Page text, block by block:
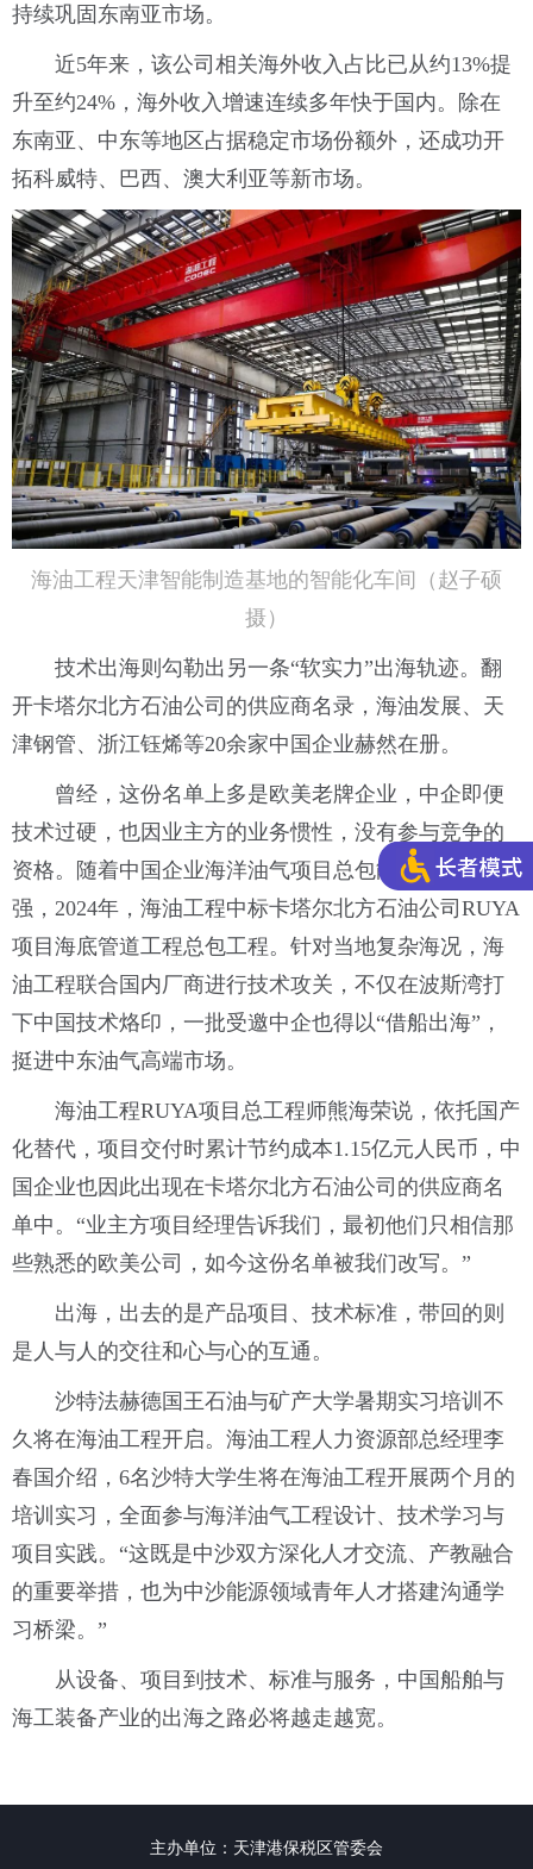
持续巩固东南亚市场。
近5年来，该公司相关海外收入占比已从约13%提
升至约24%，海外收入增速连续多年快于国内。除在
东南亚、中东等地区占据稳定市场份额外，还成功开
拓科威特、巴西、澳大利亚等新市场。
海油工程天津智能制造基地的智能化车间（赵子硕
摄）
技术出海则勾勒出另一条“软实力”出海轨迹。翻
开卡塔尔北方石油公司的供应商名录，海油发展、天
津钢管、浙江钰烯等20余家中国企业赫然在册。
曾经，这份名单上多是欧美老牌企业，中企即便
技术过硬，也因业主方的业务惯性，没有参与竞争的
资格。随着中国企业海洋油气项目总包能力不断增
强，2024年，海油工程中标卡塔尔北方石油公司RUYA
项目海底管道工程总包工程。针对当地复杂海况，海
油工程联合国内厂商进行技术攻关，不仅在波斯湾打
下中国技术烙印，一批受邀中企也得以“借船出海”，
挺进中东油气高端市场。
海油工程RUYA项目总工程师熊海荣说，依托国产
化替代，项目交付时累计节约成本1.15亿元人民币，中
国企业也因此出现在卡塔尔北方石油公司的供应商名
单中。“业主方项目经理告诉我们，最初他们只相信那
些熟悉的欧美公司，如今这份名单被我们改写。”
出海，出去的是产品项目、技术标准，带回的则
是人与人的交往和心与心的互通。
沙特法赫德国王石油与矿产大学暑期实习培训不
久将在海油工程开启。海油工程人力资源部总经理李
春国介绍，6名沙特大学生将在海油工程开展两个月的
培训实习，全面参与海洋油气工程设计、技术学习与
项目实践。“这既是中沙双方深化人才交流、产教融合
的重要举措，也为中沙能源领域青年人才搭建沟通学
习桥梁。”
从设备、项目到技术、标准与服务，中国船舶与
海工装备产业的出海之路必将越走越宽。
主办单位：天津港保税区管委会